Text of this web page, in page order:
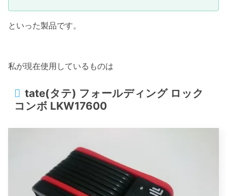
といった製品です。
私が現在使用しているものは
tate(タテ) フォールディング ロック
コンボ LKW17600